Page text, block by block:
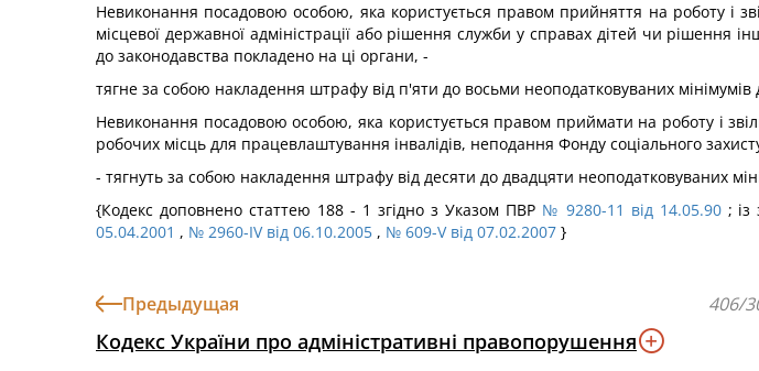
Невиконання посадовою особою, яка користується правом прийняття на роботу і
місцевої державної адміністрації або рішення служби у справах дітей чи
до законодавства покладено на ці органи, -
тягне за собою накладення штрафу від п'яти до восьми неоподатковуваних мінімумів
Невиконання посадовою особою, яка користується правом приймати на роботу і
робочих місць для працевлаштування інвалідів, неподання Фонду соціального
- тягнуть за собою накладення штрафу від десяти до двадцяти неоподатковуваних
{Кодекс доповнено статтею 188 - 1 згідно з Указом ПВР № 9280-11 від 14.05.90; із
05.04.2001 , № 2960-IV від 06.10.2005 , № 609-V від 07.02.2007 }
Предыдущая 406/
Кодекс України про адміністративні правопорушення